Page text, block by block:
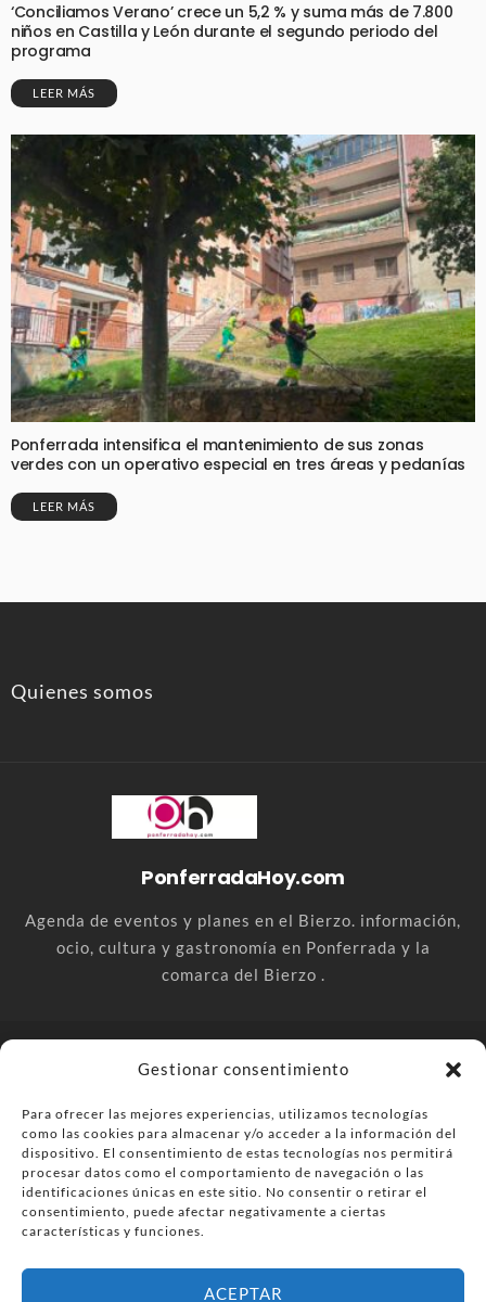
Gestionar consentimiento
Para ofrecer las mejores experiencias, utilizamos tecnologías
como las cookies para almacenar y/o acceder a la información del
dispositivo. El consentimiento de estas tecnologías nos permitirá
procesar datos como el comportamiento de navegación o las
identificaciones únicas en este sitio. No consentir o retirar el
consentimiento, puede afectar negativamente a ciertas
características y funciones.
ACEPTAR
‘Conciliamos Verano’ crece un 5,2 % y suma más de 7.800
niños en Castilla y León durante el segundo periodo del
programa
LEER MÁS
Ponferrada intensifica el mantenimiento de sus zonas
verdes con un operativo especial en tres áreas y pedanías
LEER MÁS
Quienes somos
PonferradaHoy.com
Agenda de eventos y planes en el Bierzo. información,
ocio, cultura y gastronomía en Ponferrada y la
comarca del Bierzo .
comarca del Bierzo
Anúnciate
Más información sobre las cookies
Envía tu negocio
Contacta Política de privacidad